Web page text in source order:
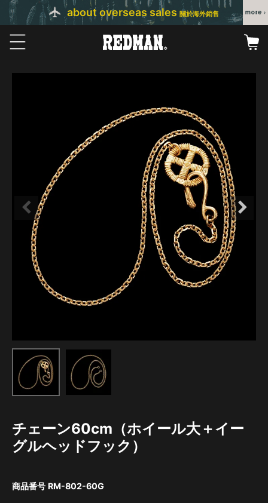
about overseas sales 關於海外銷售
チェーン60cm（ホイール大＋イー
グルヘッドフック）
商品番号 RM-802-60G